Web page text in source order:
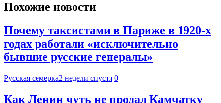
Похожие новости
Почему таксистами в Париже в 1920-х
годах работали «исключительно
бывшие русские генералы»
Русская семерка2 недели спустя 0
Как Ленин чуть не продал Камчатку